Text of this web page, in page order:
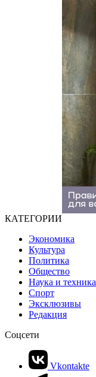
КАТЕГОРИИ
Экономика
Культура
Политика
Общество
Наука и техника
Спорт
Эксклюзивы
Редакция
Соцсети
Vkontakte